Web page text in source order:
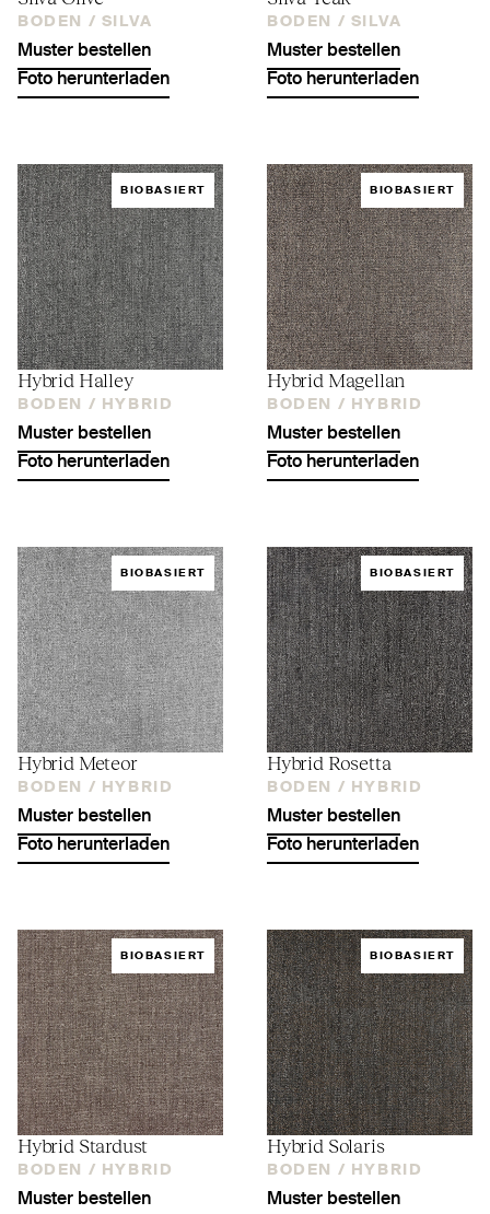
BODEN / SILVA
Muster bestellen
Foto herunterladen
BODEN / SILVA
Muster bestellen
Foto herunterladen
BIOBASIERT
Hybrid Halley
BODEN / HYBRID
Muster bestellen
Foto herunterladen
BIOBASIERT
Hybrid Magellan
BODEN / HYBRID
Muster bestellen
Foto herunterladen
BIOBASIERT
Hybrid Meteor
BODEN / HYBRID
Muster bestellen
Foto herunterladen
BIOBASIERT
Hybrid Rosetta
BODEN / HYBRID
Muster bestellen
Foto herunterladen
BIOBASIERT
Hybrid Stardust
BODEN / HYBRID
Muster bestellen
BIOBASIERT
Hybrid Solaris
BODEN / HYBRID
Muster bestellen